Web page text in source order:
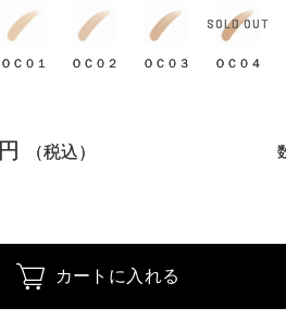
ＯＣ０１ ＯＣ０２ ＯＣ０３ ＯＣ０４
円 （税込）
カートに入れる